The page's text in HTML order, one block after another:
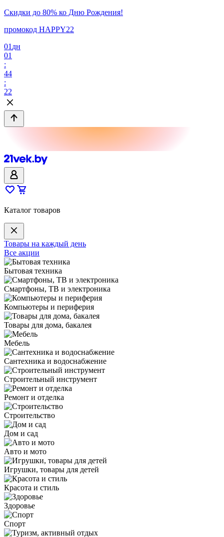
Скидки до 80% ко Дню Рождения!
промокод HAPPY22
01 дн
01
:
44
:
22
Каталог товаров
Товары на каждый день
Все акции
Бытовая техника
Смартфоны, ТВ и электроника
Компьютеры и периферия
Товары для дома, бакалея
Мебель
Сантехника и водоснабжение
Строительный инструмент
Ремонт и отделка
Строительство
Дом и сад
Авто и мото
Игрушки, товары для детей
Красота и стиль
Здоровье
Спорт